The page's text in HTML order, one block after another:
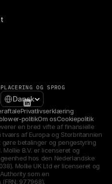
PLACERING OG SPROG
Select Language
Dansk
Privatlivserklæring
politikOm osCookiepolitik
en bred vifte af finansielle
af Europa og Storbritannien
betalinger og pengestyring
B.V. er licenseret og
hos den Nederlandske
Mollie UK Ltd er licenseret og
som en
977968).